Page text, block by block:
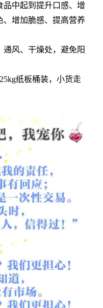
品中起到提升口感、增
、增加脆感、提高营养
通风、干燥处，避免阳
纸板桶装，小货走